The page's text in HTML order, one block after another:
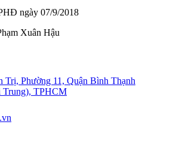
ngày 07/9/2018
Xuân Hậu
Trị, Phường 11, Quận Bình Thạnh
Trung), TPHCM